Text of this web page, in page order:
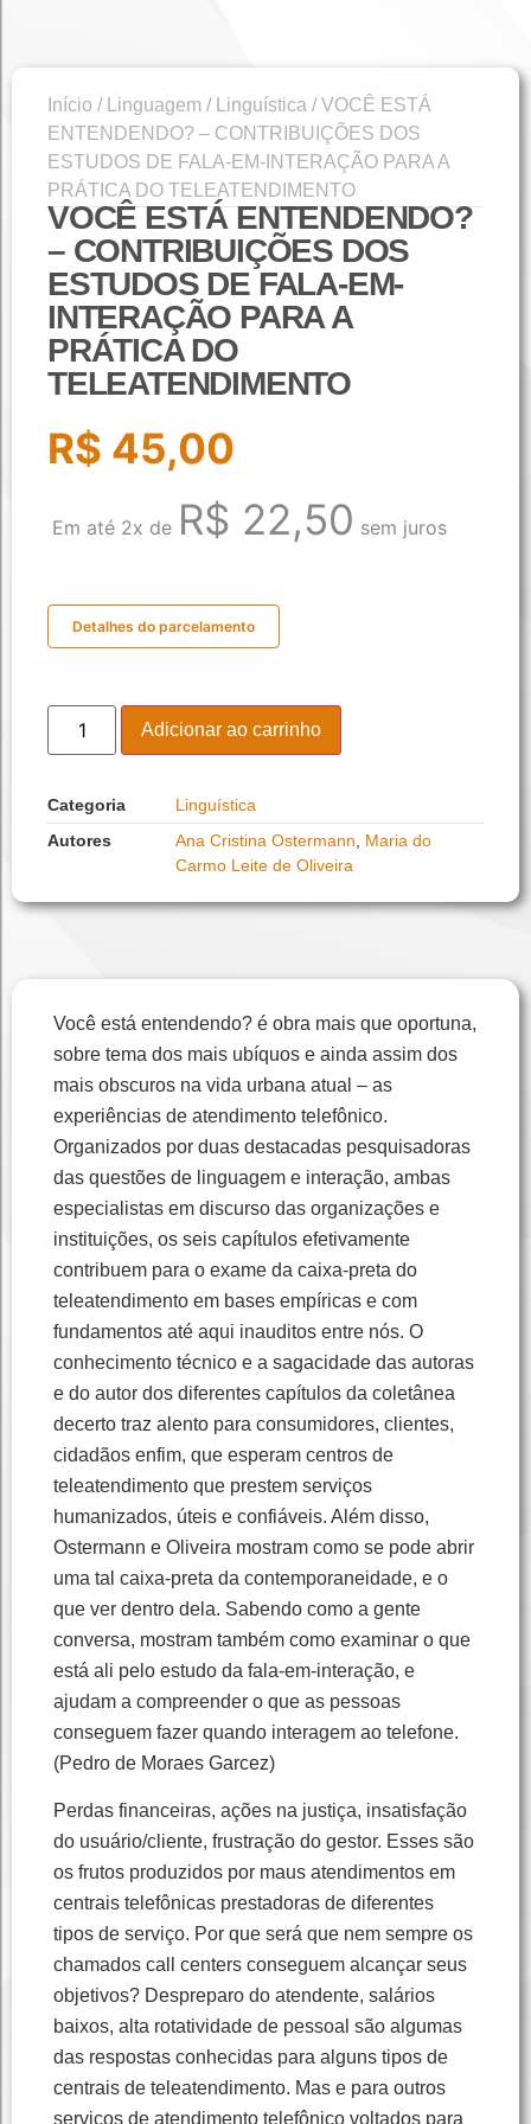
Início / Linguagem / Linguística / VOCÊ ESTÁ
ENTENDENDO? – CONTRIBUIÇÕES DOS
ESTUDOS DE FALA-EM-INTERAÇÃO PARA A
PRÁTICA DO TELEATENDIMENTO
VOCÊ ESTÁ ENTENDENDO?
– CONTRIBUIÇÕES DOS
ESTUDOS DE FALA-EM-
INTERAÇÃO PARA A
PRÁTICA DO
TELEATENDIMENTO
R$ 45,00
Em até 2x de R$ 22,50 sem juros
Detalhes do parcelamento
Adicionar ao carrinho
Categoria
Linguística
Autores
Ana Cristina Ostermann
Maria do
Carmo Leite de Oliveira
Você está entendendo? é obra mais que oportuna,
sobre tema dos mais ubíquos e ainda assim dos
mais obscuros na vida urbana atual – as
experiências de atendimento telefônico.
Organizados por duas destacadas pesquisadoras
das questões de linguagem e interação, ambas
especialistas em discurso das organizações e
instituições, os seis capítulos efetivamente
contribuem para o exame da caixa-preta do
teleatendimento em bases empíricas e com
fundamentos até aqui inauditos entre nós. O
conhecimento técnico e a sagacidade das autoras
e do autor dos diferentes capítulos da coletânea
decerto traz alento para consumidores, clientes,
cidadãos enfim, que esperam centros de
teleatendimento que prestem serviços
humanizados, úteis e confiáveis. Além disso,
Ostermann e Oliveira mostram como se pode abrir
uma tal caixa-preta da contemporaneidade, e o
que ver dentro dela. Sabendo como a gente
conversa, mostram também como examinar o que
está ali pelo estudo da fala-em-interação, e
ajudam a compreender o que as pessoas
conseguem fazer quando interagem ao telefone.
(Pedro de Moraes Garcez)
Perdas financeiras, ações na justiça, insatisfação
do usuário/cliente, frustração do gestor. Esses são
os frutos produzidos por maus atendimentos em
centrais telefônicas prestadoras de diferentes
tipos de serviço. Por que será que nem sempre os
chamados call centers conseguem alcançar seus
objetivos? Despreparo do atendente, salários
baixos, alta rotatividade de pessoal são algumas
das respostas conhecidas para alguns tipos de
centrais de teleatendimento. Mas e para outros
serviços de atendimento telefônico voltados para